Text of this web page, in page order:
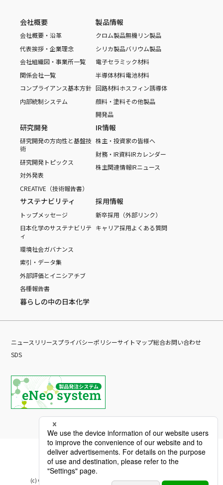
会社概要
会社概要・沿革
代表挨拶・企業理念
会社組織図・事業所一覧
関係会社一覧
コンプライアンス基本方針
内部統制システム
製品情報
クロム製品無機リン製品
シリカ製品バリウム製品
電子セラミック材料
半導体材料電池材料
回路材料ホスフィン誘導体
顔料・塗料その他製品
開発品
研究開発
研究開発の方向性と基盤技
術
研究開発トピックス
対外発表
CREATIVE（技術報告書）
IR情報
株主・投資家の皆様へ
財務・IR資料IRカレンダー
株主関連情報IRニュース
サステナビリティ
トップメッセージ
日本化学のサステナビリテ
ィ
環境社会ガバナンス
索引・データ集
外部評価とイニシアチブ
各種報告書
採用情報
新卒採用（外部リンク）
キャリア採用よくある質問
暮らしの中の日本化学
ニュースリリースプライバシーポリシーサイトマップ総合お問い合わせ
SDS
(c) Copyright Nippon Chemical Industrial CO., LTD. All Rights reserved.